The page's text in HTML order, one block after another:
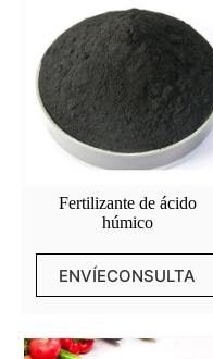
Fertilizante de ácido
húmico
ENVÍECONSULTA